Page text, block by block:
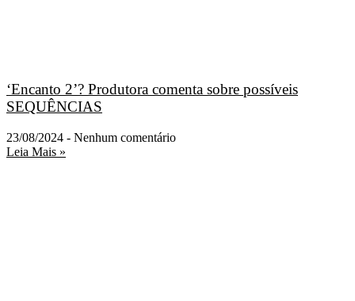
‘Encanto 2’? Produtora comenta sobre possíveis
SEQUÊNCIAS
23/08/2024
Nenhum comentário
Leia Mais »